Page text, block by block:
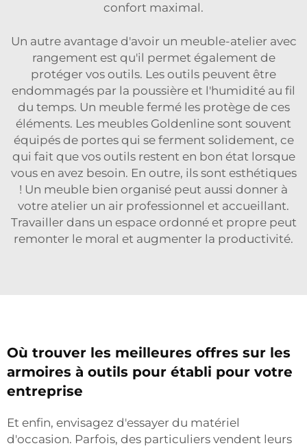
confort maximal.
Un autre avantage d'avoir un meuble-atelier avec
rangement est qu'il permet également de
protéger vos outils. Les outils peuvent être
endommagés par la poussière et l'humidité au fil
du temps. Un meuble fermé les protège de ces
éléments. Les meubles Goldenline sont souvent
équipés de portes qui se ferment solidement, ce
qui fait que vos outils restent en bon état lorsque
vous en avez besoin. En outre, ils sont esthétiques
! Un meuble bien organisé peut aussi donner à
votre atelier un air professionnel et accueillant.
Travailler dans un espace ordonné et propre peut
remonter le moral et augmenter la productivité.
Où trouver les meilleures offres sur les
armoires à outils pour établi pour votre
entreprise
Et enfin, envisagez d'essayer du matériel
d'occasion. Parfois, des particuliers vendent leurs